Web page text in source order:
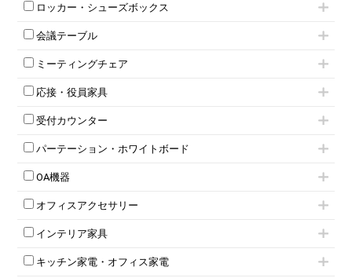
両袖机
ワゴンその他
ローキャビネット
両開きキャビネット
スチールキャビネット
上下連結キャビネット
軽量ラック（スチールラック）
収納家具その他
両開書庫
ラテラル書庫
ロッカー・シューズボックス
1人用ロッカー
2人用ロッカー
3人用ロッカー
4人用ロッカー
5人用ロッカー
8人用ロッカー
多人数ロッカー
ダイヤル錠ロッカー
ダイヤル錠ロッカー
ワードローブ・クローゼット
会議テーブル
スタッキングテーブル
ネスティングテーブル
幕板付テーブル
カウンターテーブル
T字脚テーブル
会議テーブルW1200～
会議テーブルW1800～
平行スタックテーブル
会議テーブルその他
ミーティングチェア
キャスター付きミーティングチェア
スタッキングミーティングチェア
テーブル付きミーティングチェア
ネスティングミーティングチェア
折りたたみミーティングチェア
ハイチェア
ミーティングチェアその他
応接・役員家具
応接セット
応接ソファ
応接チェア
応接テーブル
応接・役員家具その他
受付カウンター
ローカウンター
ラウンジカウンター
受付カウンターその他
パーテーション・ホワイトボード
パーテーション
自立タイプパーテーション
パーテーションその他
脚付ホワイトボード
壁掛けホワイトボード
ホワイトボードその他
OA機器
電話機（ビジネスフォン）
シュレッダー
プロジェクター
スクリーン
オフィスアクセサリー
チェア用台車
演台・講演台・演説台
防音パネル
個室ブース
インテリア家具
モールドチェア
ダイニングチェア
キッチン家電・オフィス家電